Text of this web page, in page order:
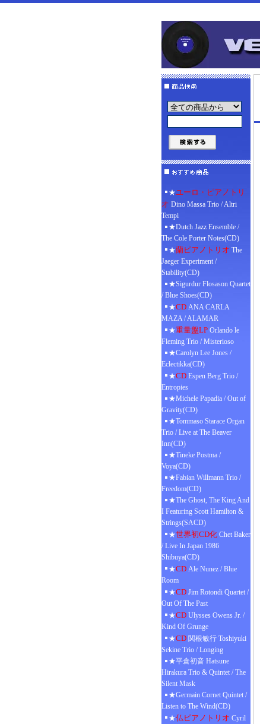
★ユーロ・ピアノトリ
オ Dino Massa Trio / Altri
Tempi
★Dutch Jazz Ensemble /
The Cole Porter Notes(CD)
★蘭ピアノトリオ The
Jaeger Experiment /
Stability(CD)
★Sigurdur Flosason Quartet
/ Blue Shoes(CD)
★CD ANA CARLA
MAZA / ALAMAR
★重量盤LP Orlando le
Fleming Trio / Misterioso
★Carolyn Lee Jones /
Eclectikka(CD)
★CD Espen Berg Trio /
Entropies
★Michele Papadia / Out of
Gravity(CD)
★Tommaso Starace Organ
Trio / Live at The Beaver
Inn(CD)
★Tineke Postma /
Voya(CD)
★Fabian Willmann Trio /
Freedom(CD)
★The Ghost, The King And
I Featuring Scott Hamilton &
Strings(SACD)
★世界初CD化 Chet Baker
/ Live In Japan 1986
Shibuya(CD)
★CD Ale Nunez / Blue
Room
★CD Jim Rotondi Quartet /
Out Of The Past
★CD Ulysses Owens Jr. /
Kind Of Grunge
★CD 関根敏行 Toshiyuki
Sekine Trio / Longing
★平倉初音 Hatsune
Hirakura Trio & Quintet / The
Silent Mask
★Germain Cornet Quintet /
Listen to The Wind(CD)
★仏ピアノトリオ Cyril